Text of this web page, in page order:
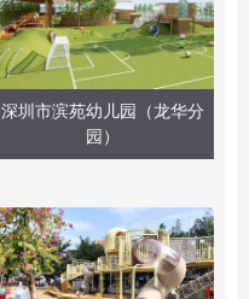
深圳市滨苑幼儿园（龙华分
园）